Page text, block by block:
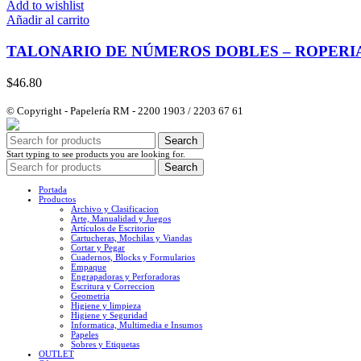
Add to wishlist
Añadir al carrito
TALONARIO DE NÚMEROS DOBLES –
$46.80
© Copyright - Papelería RM - 2200 1903 / 2203 67 61
Search
Start typing to see products you are looking for.
Search
Portada
Productos
Archivo y Clasificacion
Arte, Manualidad y Juegos
Artículos de Escritorio
Cartucheras, Mochilas y Viandas
Cortar y Pegar
Cuadernos, Blocks y Formularios
Empaque
Engrapadoras y Perforadoras
Escritura y Correccion
Geometria
Higiene y limpieza
Higiene y Seguridad
Informatica, Multimedia e Insumos
Papeles
Sobres y Etiquetas
OUTLET